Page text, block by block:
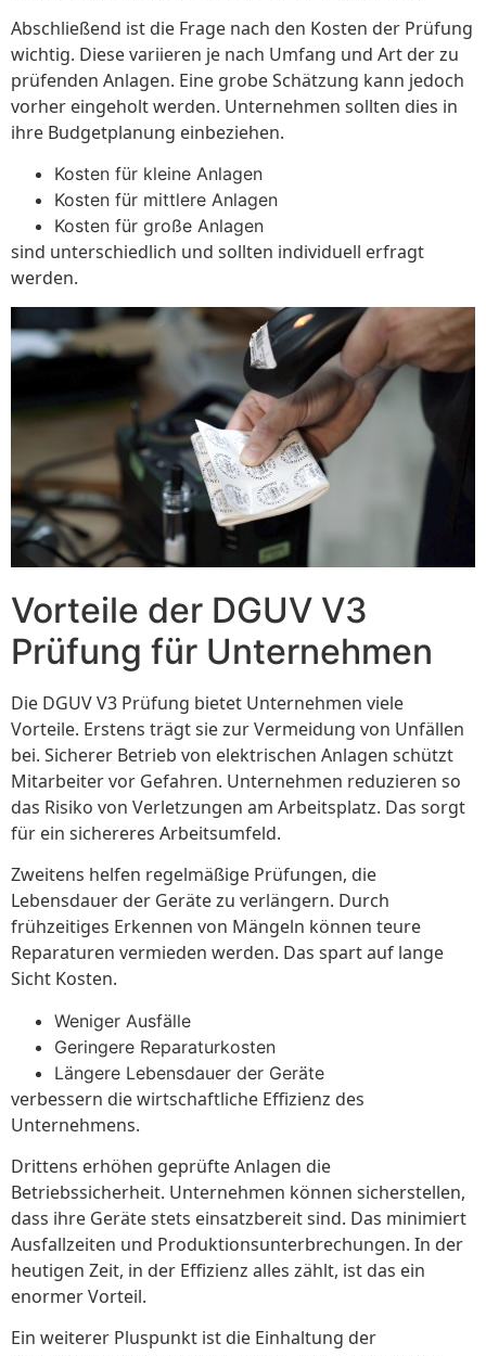
Abschließend ist die Frage nach den Kosten der Prüfung
wichtig. Diese variieren je nach Umfang und Art der zu
prüfenden Anlagen. Eine grobe Schätzung kann jedoch
vorher eingeholt werden. Unternehmen sollten dies in
ihre Budgetplanung einbeziehen.
Kosten für kleine Anlagen
Kosten für mittlere Anlagen
Kosten für große Anlagen
sind unterschiedlich und sollten individuell erfragt
werden.
Vorteile der DGUV V3
Prüfung für Unternehmen
Die DGUV V3 Prüfung bietet Unternehmen viele
Vorteile. Erstens trägt sie zur Vermeidung von Unfällen
bei. Sicherer Betrieb von elektrischen Anlagen schützt
Mitarbeiter vor Gefahren. Unternehmen reduzieren so
das Risiko von Verletzungen am Arbeitsplatz. Das sorgt
für ein sichereres Arbeitsumfeld.
Zweitens helfen regelmäßige Prüfungen, die
Lebensdauer der Geräte zu verlängern. Durch
frühzeitiges Erkennen von Mängeln können teure
Reparaturen vermieden werden. Das spart auf lange
Sicht Kosten.
Weniger Ausfälle
Geringere Reparaturkosten
Längere Lebensdauer der Geräte
verbessern die wirtschaftliche Effizienz des
Unternehmens.
Drittens erhöhen geprüfte Anlagen die
Betriebssicherheit. Unternehmen können sicherstellen,
dass ihre Geräte stets einsatzbereit sind. Das minimiert
Ausfallzeiten und Produktionsunterbrechungen. In der
heutigen Zeit, in der Effizienz alles zählt, ist das ein
enormer Vorteil.
Ein weiterer Pluspunkt ist die Einhaltung der